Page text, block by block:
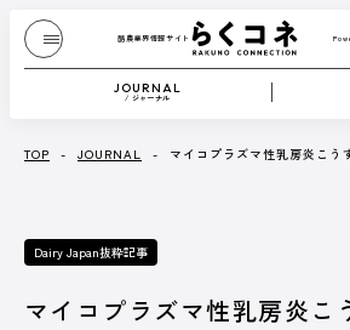
酪農業界情報サイト
JOURNAL
/ ジャーナル
JOURNAL /
テキストや動画で紹介し
TOP - JOURNAL - マイコプラズマ性乳房炎こう
Dairy Japan抜粋記事
マイコプラズマ性乳房炎こ